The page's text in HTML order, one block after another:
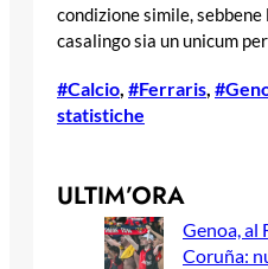
condizione simile,
casalingo sia un unicum
#Calcio, #Ferraris,
statistiche
ULTIM’ORA
Genoa, al
Coruña: